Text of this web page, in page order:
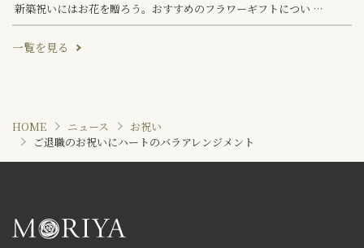
新築祝いにはお花を贈ろう。おすすめのフラワーギフトについ …
一覧を見る
HOME ニュース
お祝い
ご退職のお祝いにハートのバラアレンジメント